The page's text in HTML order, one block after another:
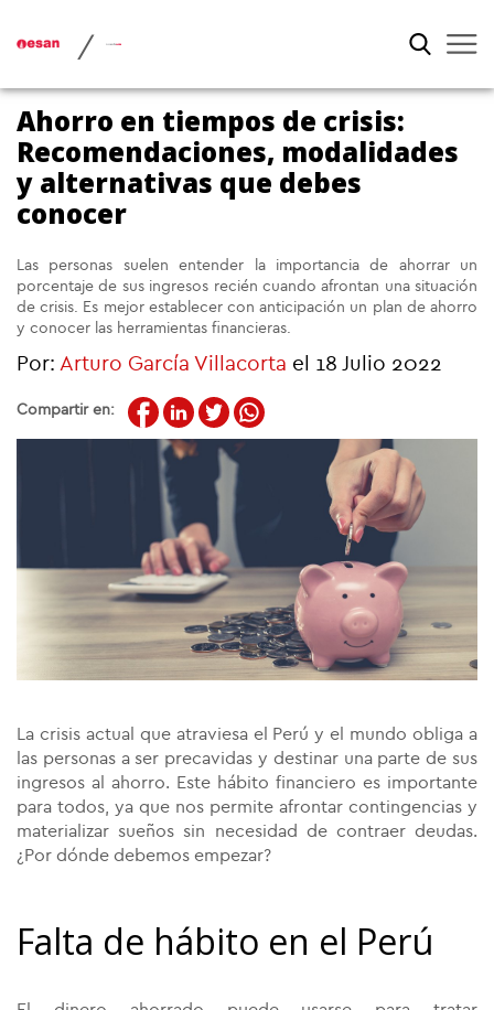
/
Ahorro en tiempos de crisis:
Recomendaciones, modalidades
y alternativas que debes
conocer
Las personas suelen entender la importancia de ahorrar un
porcentaje de sus ingresos recién cuando afrontan una situación
de crisis. Es mejor establecer con anticipación un plan de ahorro
y conocer las herramientas financieras.
Por: Arturo García Villacorta el 18 Julio 2022
Compartir en:
La crisis actual que atraviesa el Perú y el mundo obliga a
las personas a ser precavidas y destinar una parte de sus
ingresos al ahorro. Este hábito financiero es importante
para todos, ya que nos permite afrontar contingencias y
materializar sueños sin necesidad de contraer deudas.
¿Por dónde debemos empezar?
Falta de hábito en el Perú